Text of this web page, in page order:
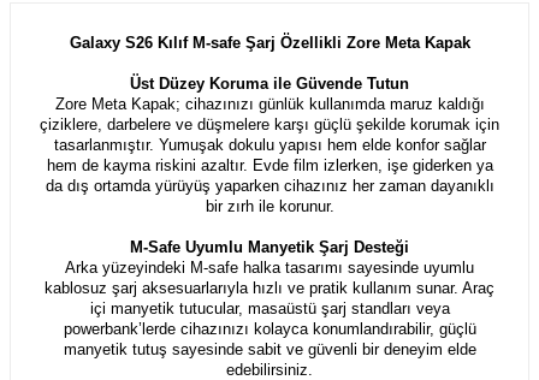
Galaxy S26 Kılıf M-safe Şarj Özellikli Zore Meta Kapak
Üst Düzey Koruma ile Güvende Tutun
Zore Meta Kapak; cihazınızı günlük kullanımda maruz kaldığı
çiziklere, darbelere ve düşmelere karşı güçlü şekilde korumak için
tasarlanmıştır. Yumuşak dokulu yapısı hem elde konfor sağlar
hem de kayma riskini azaltır. Evde film izlerken, işe giderken ya
da dış ortamda yürüyüş yaparken cihazınız her zaman dayanıklı
bir zırh ile korunur.
M-Safe Uyumlu Manyetik Şarj Desteği
Arka yüzeyindeki M-safe halka tasarımı sayesinde uyumlu
kablosuz şarj aksesuarlarıyla hızlı ve pratik kullanım sunar. Araç
içi manyetik tutucular, masaüstü şarj standları veya
powerbank’lerde cihazınızı kolayca konumlandırabilir, güçlü
manyetik tutuş sayesinde sabit ve güvenli bir deneyim elde
edebilirsiniz.